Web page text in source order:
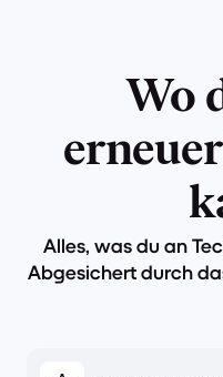
Wo
Alles, was du an
Abgesichert durch